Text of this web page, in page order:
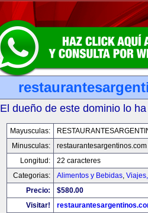
El dueño de este dominio lo
Mayusculas:
Minusculas:
restaurantesargentinos.com
Longitud:
22 caracteres
Categorias:
Alimentos y Bebidas,
Precio:
$580.00
Visitar!